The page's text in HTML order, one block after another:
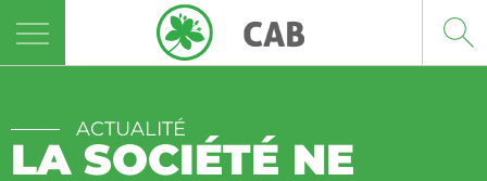
ACTUALITÉ
LA SOCIÉTÉ NE
Panneau de gestion des cookies